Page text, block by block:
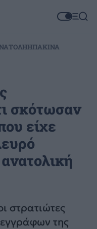
ΗΠΑΚΙΝΑ
σκότωσαν
είχε
στρατιώτες
της